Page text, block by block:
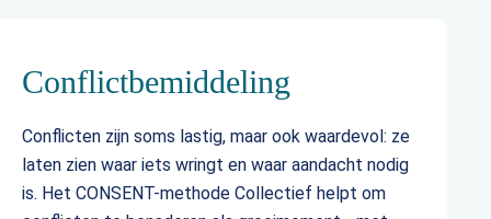
Conflictbemiddeling
Conflicten zijn soms lastig, maar ook waardevol: ze
laten zien waar iets wringt en waar aandacht nodig
is. Het CONSENT-methode Collectief helpt om